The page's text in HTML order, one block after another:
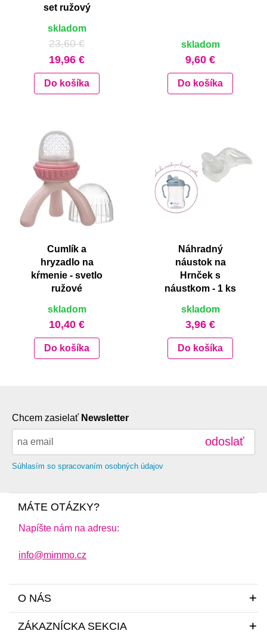
set ružový
skladom
23,60 €
19,96 €
Do košíka
skladom
9,60 €
Do košíka
Cumlík a
hryzadlo na
kŕmenie - svetlo
ružové
skladom
10,40 €
Do košíka
Náhradný
náustok na
Hrnček s
náustkom - 1 ks
skladom
3,96 €
Do košíka
Chcem zasielať Newsletter
odoslať
Súhlasím so spracovaním osobných údajov
MÁTE OTÁZKY?
Napíšte nám na adresu:
info@mimmo.cz
O NÁS
ZÁKAZNÍCKA SEKCIA